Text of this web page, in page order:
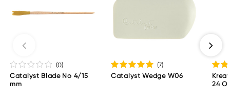
(0)
Catalyst Blade No 4/15
mm
(7)
Catalyst Wedge W06
24